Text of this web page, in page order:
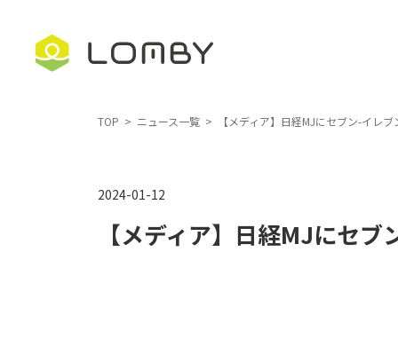
TOP ニュース一覧 【メディア】日経MJにセブン-イレ
2024-01-12
【メディア】日経MJにセ